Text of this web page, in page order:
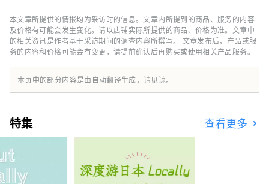
本文章所提供的情报均为采访时的信息。文章内所提到的商品、服务的内容
及价格有可能会发生变化。请以店铺实际所提供的商品、价格为准。文章中
的相关资讯是作者基于采访期间的调查内容所撰写。 文章发布后，产品或服
务的内容和价格可能会有变更，请提前确认后再购买或使用相关产品服务。
本页中的部分内容是由自动翻译生成，请见谅。
特集 查看更多